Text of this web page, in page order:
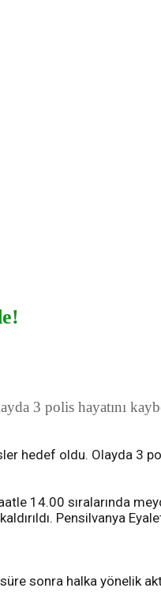
3 polis hayatını
hedef oldu. Olayda 3
14.00 sıralarında
Pensilvanya
sonra halka yönelik